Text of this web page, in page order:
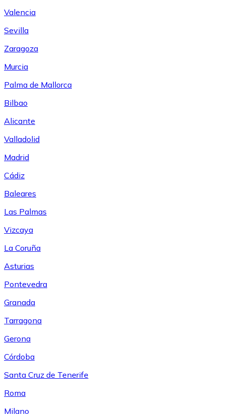
Valencia
Sevilla
Zaragoza
Murcia
Palma de Mallorca
Bilbao
Alicante
Valladolid
Madrid
Cádiz
Baleares
Las Palmas
Vizcaya
La Coruña
Asturias
Pontevedra
Granada
Tarragona
Gerona
Córdoba
Santa Cruz de Tenerife
Roma
Milano